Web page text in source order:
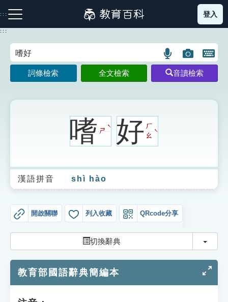
到
主
:::
注音索引圖示 筆畫索引圖示 部首索引表圖示
生字詞彙表
成語故事
索引選單
單字索引
登入
:::
語
言
搜
圖
片
搜
開
鍵
圖
詞條檢索 全文檢索 音讀檢索
嗜ㄕ
ˋ 好ㄏ
ㄠ
ˋ
漢語拼音 shì hào
開啟關聯 列入收藏 QRcode分享
切換辭典 切換
教育部國語辭典簡編本